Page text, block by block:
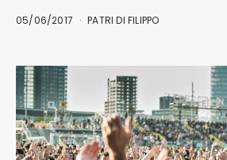
05/06/2017 PATRI DI FILIPPO